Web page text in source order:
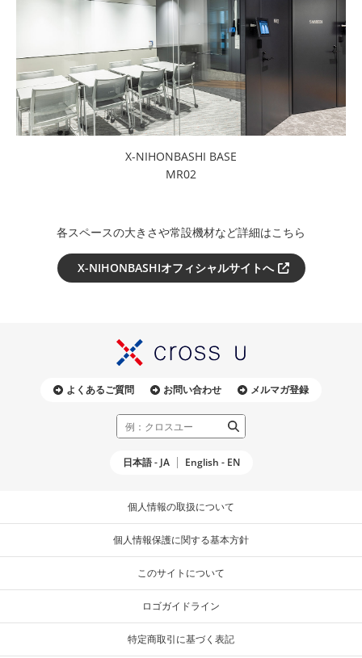
X-NIHONBASHI BASE
MR02
各スペースの大きさや常設機材など詳細はこちら
X-NIHONBASHIオフィシャルサイトへ
よくあるご質問 お問い合わせ メルマガ登録
日本語 - JA English - EN
個人情報の取扱について
個人情報保護に関する基本方針
このサイトについて
ロゴガイドライン
特定商取引に基づく表記